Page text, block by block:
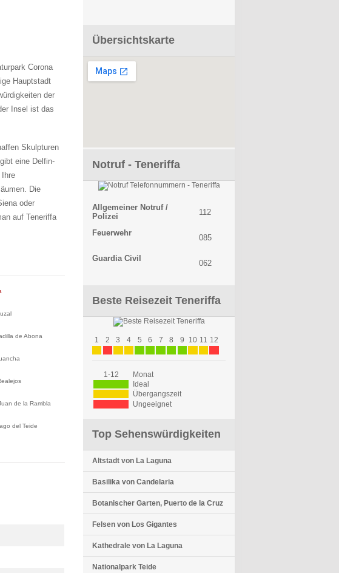
Corona
Hauptstadt
der
Insel ist das
Skulpturen
eine Delfin-
Die
oder
auf Teneriffa
de Abona
de la Rambla
del Teide
Übersichtskarte
Notruf - Teneriffa
Allgemeiner Notruf /
Polizei
112
Feuerwehr
085
Guardia Civil
062
Beste Reisezeit Teneriffa
1 2 3 4 5 6 7 8 9 10 11 12
1-12
Monat
Ideal
Übergangszeit
Ungeeignet
Top Sehenswürdigkeiten
Altstadt von La Laguna
Basilika von Candelaria
Botanischer Garten, Puerto de la Cruz
Felsen von Los Gigantes
Kathedrale von La Laguna
Nationalpark Teide